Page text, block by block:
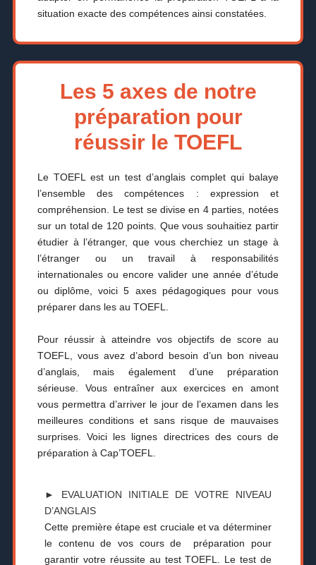
situation exacte des compétences ainsi constatées.
Les 5 axes de notre
préparation pour
réussir le TOEFL
Le TOEFL est un test d’anglais complet qui balaye
l’ensemble des compétences : expression et
compréhension. Le test se divise en 4 parties, notées
sur un total de 120 points. Que vous souhaitiez partir
étudier à l’étranger, que vous cherchiez un stage à
l’étranger ou un travail à responsabilités
internationales ou encore valider une année d’étude
ou diplôme, voici 5 axes pédagogiques pour vous
préparer dans les au TOEFL.
Pour réussir à atteindre vos objectifs de score au
TOEFL, vous avez d’abord besoin d’un bon niveau
d’anglais, mais également d’une préparation
sérieuse. Vous entraîner aux exercices en amont
vous permettra d’arriver le jour de l’examen dans les
meilleures conditions et sans risque de mauvaises
surprises. Voici les lignes directrices des cours de
préparation à Cap’TOEFL.
► EVALUATION INITIALE DE VOTRE NIVEAU
D’ANGLAIS
Cette première étape est cruciale et va déterminer
le contenu de vos cours de préparation pour
garantir votre réussite au test TOEFL. Le test de